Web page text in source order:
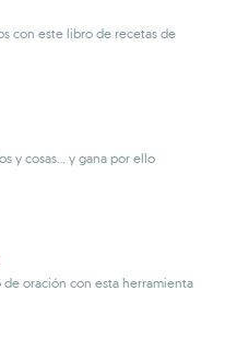
con este libro de recetas de
y cosas... y gana por ello
oración con esta herramienta